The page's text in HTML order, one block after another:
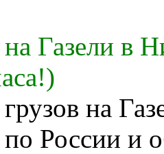
Газели в
на
России и